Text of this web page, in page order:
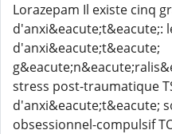
Lorazepam Il existe cinq
d'anxi&eacute;t&eacute;:
d'anxi&eacute;t&eacute;
stress post-traumatique
d'anxi&eacute;t&eacute;
obsessionnel-compulsif